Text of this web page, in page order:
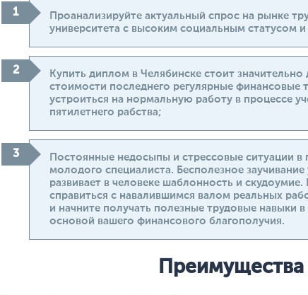
Проанализируйте актуальный спрос на рынке
университета с высоким социальным статусом
Купить диплом в Челябинске стоит
стоимости последнего регулярные
устроиться на нормальную работу в процессе
пятилетнего рабства;
Постоянные недосыпы и стрессовые ситуации в
молодого специалиста. Бесполезное
развивает в человеке шаблонность и
справиться с навалившимся валом реальных
и начните получать полезные трудовые
основой вашего финансового благополучия.